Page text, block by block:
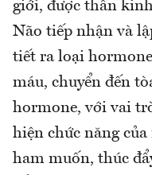
giới, được thần
Não tiếp nhận và
tiết ra loại
máu, chuyển đến
hormone, với vai
hiện chức năng
ham muốn, thúc